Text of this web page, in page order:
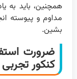
همچنین، باید به
مداوم و پیوسته
بشین.
ضرورت
کنکور تجربی